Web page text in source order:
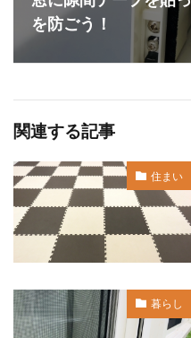
を防ごう！
関連する記事
住まい
暮らし